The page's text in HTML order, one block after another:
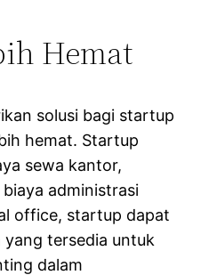
Hemat
solusi bagi startup
hemat. Startup
sewa kantor,
administrasi
office, startup dapat
yang tersedia untuk
dalam